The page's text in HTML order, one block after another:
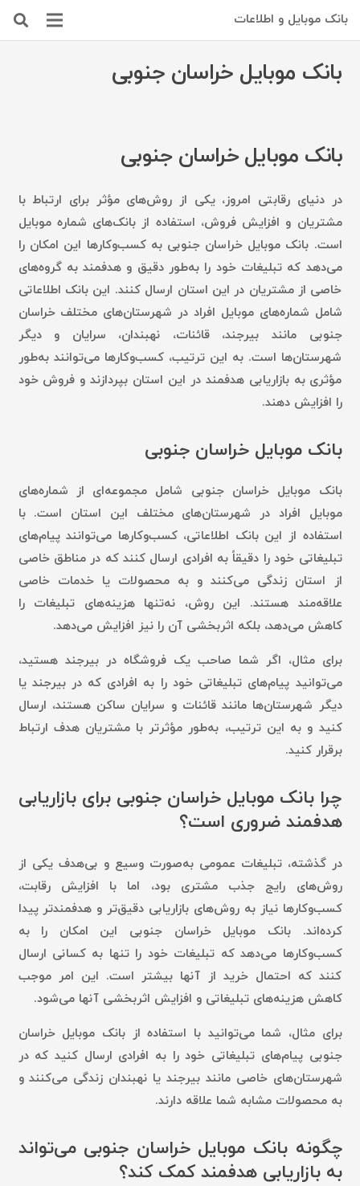
بانک موبایل و اطلاعات
بانک موبایل خراسان جنوبی
بانک موبایل خراسان جنوبی
در دنیای رقابتی امروز، یکی از روش‌های مؤثر برای ارتباط با
مشتریان و افزایش فروش، استفاده از بانک‌های شماره موبایل
است. بانک موبایل خراسان جنوبی به کسب‌وکارها این امکان را
می‌دهد که تبلیغات خود را به‌طور دقیق و هدفمند به گروه‌های
خاصی از مشتریان در این استان ارسال کنند. این بانک اطلاعاتی
شامل شماره‌های موبایل افراد در شهرستان‌های مختلف خراسان
جنوبی مانند بیرجند، قائنات، نهبندان، سرایان و دیگر
شهرستان‌ها است. به این ترتیب، کسب‌وکارها می‌توانند به‌طور
مؤثری به بازاریابی هدفمند در این استان بپردازند و فروش خود
را افزایش دهند.
بانک موبایل خراسان جنوبی
بانک موبایل خراسان جنوبی شامل مجموعه‌ای از شماره‌های
موبایل افراد در شهرستان‌های مختلف این استان است. با
استفاده از این بانک اطلاعاتی، کسب‌وکارها می‌توانند پیام‌های
تبلیغاتی خود را دقیقاً به افرادی ارسال کنند که در مناطق خاصی
از استان زندگی می‌کنند و به محصولات یا خدمات خاصی
علاقه‌مند هستند. این روش، نه‌تنها هزینه‌های تبلیغات را
کاهش می‌دهد، بلکه اثربخشی آن را نیز افزایش می‌دهد.
برای مثال، اگر شما صاحب یک فروشگاه در بیرجند هستید،
می‌توانید پیام‌های تبلیغاتی خود را به افرادی که در بیرجند یا
دیگر شهرستان‌ها مانند قائنات و سرایان ساکن هستند، ارسال
کنید و به این ترتیب، به‌طور مؤثرتر با مشتریان هدف ارتباط
برقرار کنید.
چرا بانک موبایل خراسان جنوبی برای بازاریابی
هدفمند ضروری است؟
در گذشته، تبلیغات عمومی به‌صورت وسیع و بی‌هدف یکی از
روش‌های رایج جذب مشتری بود، اما با افزایش رقابت،
کسب‌وکارها نیاز به روش‌های بازاریابی دقیق‌تر و هدفمندتر پیدا
کرده‌اند. بانک موبایل خراسان جنوبی این امکان را به
کسب‌وکارها می‌دهد که تبلیغات خود را تنها به کسانی ارسال
کنند که احتمال خرید از آنها بیشتر است. این امر موجب
کاهش هزینه‌های تبلیغاتی و افزایش اثربخشی آنها می‌شود.
برای مثال، شما می‌توانید با استفاده از بانک موبایل خراسان
جنوبی پیام‌های تبلیغاتی خود را به افرادی ارسال کنید که در
شهرستان‌های خاصی مانند بیرجند یا نهبندان زندگی می‌کنند و
به محصولات مشابه شما علاقه دارند.
چگونه بانک موبایل خراسان جنوبی می‌تواند
به بازاریابی هدفمند کمک کند؟